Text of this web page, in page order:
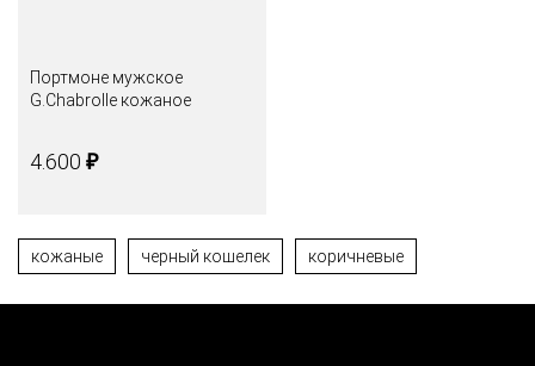
Портмоне мужское
G.Chabrolle кожаное
4.600 ₽
кожаные черный кошелек коричневые